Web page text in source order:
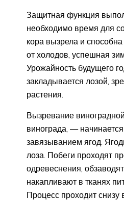
Защитная функция
необходимо время для
кора вызрела и
от холодов, успешная
Урожайность будущего
закладывается лозой,
растения.
Вызревание
винограда, —
завязыванием ягод.
лоза. Побеги проходят
одревеснения,
накапливают в тканях
Процесс проходит снизу